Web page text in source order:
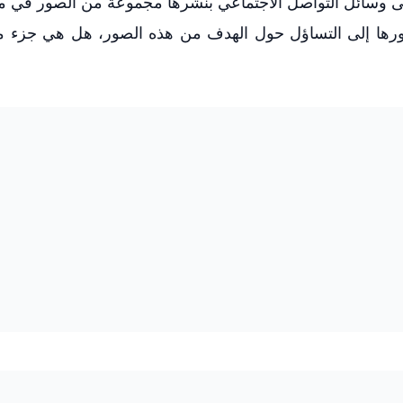
إلى التساؤل حول الهدف من هذه الصور، هل هي